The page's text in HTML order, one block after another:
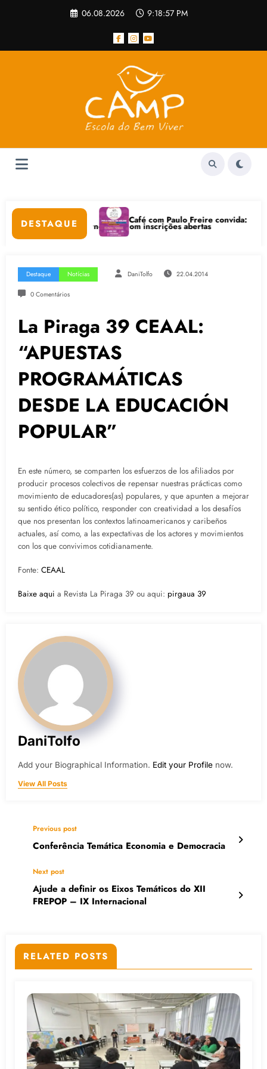
06.08.2026 9:18:57 PM
DESTAQUE
Internet está com inscrições abertas
Café com Paulo Freire convida: ato público e
Destaque Notícias DaniTolfo 22.04.2014
0 Comentários
La Piraga 39 CEAAL:
“APUESTAS
PROGRAMÁTICAS
DESDE LA EDUCACIÓN
POPULAR”
En este número, se comparten los esfuerzos de los afiliados por
producir procesos colectivos de repensar nuestras prácticas como
movimiento de educadores(as) populares, y que apunten a mejorar
su sentido ético político, responder con creatividad a los desafíos
que nos presentan los contextos latinoamericanos y caribeños
actuales, así como, a las expectativas de los actores y movimientos
con los que convivimos cotidianamente.
Fonte: CEAAL
Baixe aqui a Revista La Piraga 39 ou aqui: pirgaua 39
DaniTolfo
Add your Biographical Information. Edit your Profile now.
View All Posts
Previous post
Conferência Temática Economia e Democracia
Next post
Ajude a definir os Eixos Temáticos do XII
FREPOP – IX Internacional
RELATED POSTS